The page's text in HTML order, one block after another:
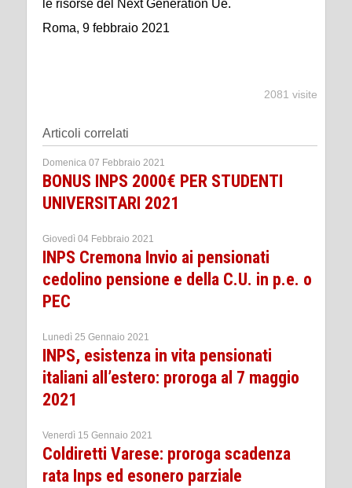
le risorse del Next Generation Ue.
Roma, 9 febbraio 2021
2081 visite
Articoli correlati
Domenica 07 Febbraio 2021
BONUS INPS 2000€ PER STUDENTI
UNIVERSITARI 2021
Giovedì 04 Febbraio 2021
INPS Cremona Invio ai pensionati
cedolino pensione e della C.U. in p.e. o
PEC
Lunedì 25 Gennaio 2021
INPS, esistenza in vita pensionati
italiani all’estero: proroga al 7 maggio
2021
Venerdì 15 Gennaio 2021
Coldiretti Varese: proroga scadenza
rata Inps ed esonero parziale